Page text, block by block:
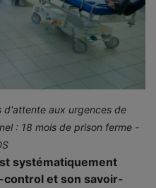
d'attente aux urgences de
: 18 mois de prison ferme -
systématiquement
et son savoir-